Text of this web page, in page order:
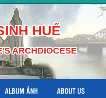
HUẾ
ARCHDIOCESE
ALBUM ẢNH ABOUT US